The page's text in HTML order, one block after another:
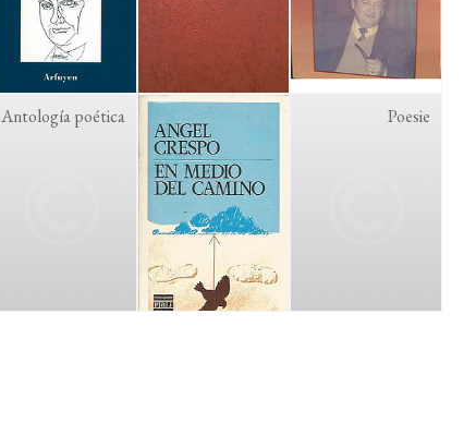
Antología poética Poesie